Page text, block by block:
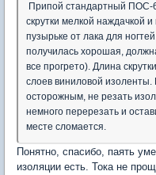
Припой стандартный ПОС-
скрутки мелкой наждачкой
пузырьке от лака для
получилась хорошая,
все прогрето). Длина
слоев виниловой
осторожным, не резать
немного перерезать и
месте сломается.
Понятно, спасибо, паять
изоляции есть. Тока не